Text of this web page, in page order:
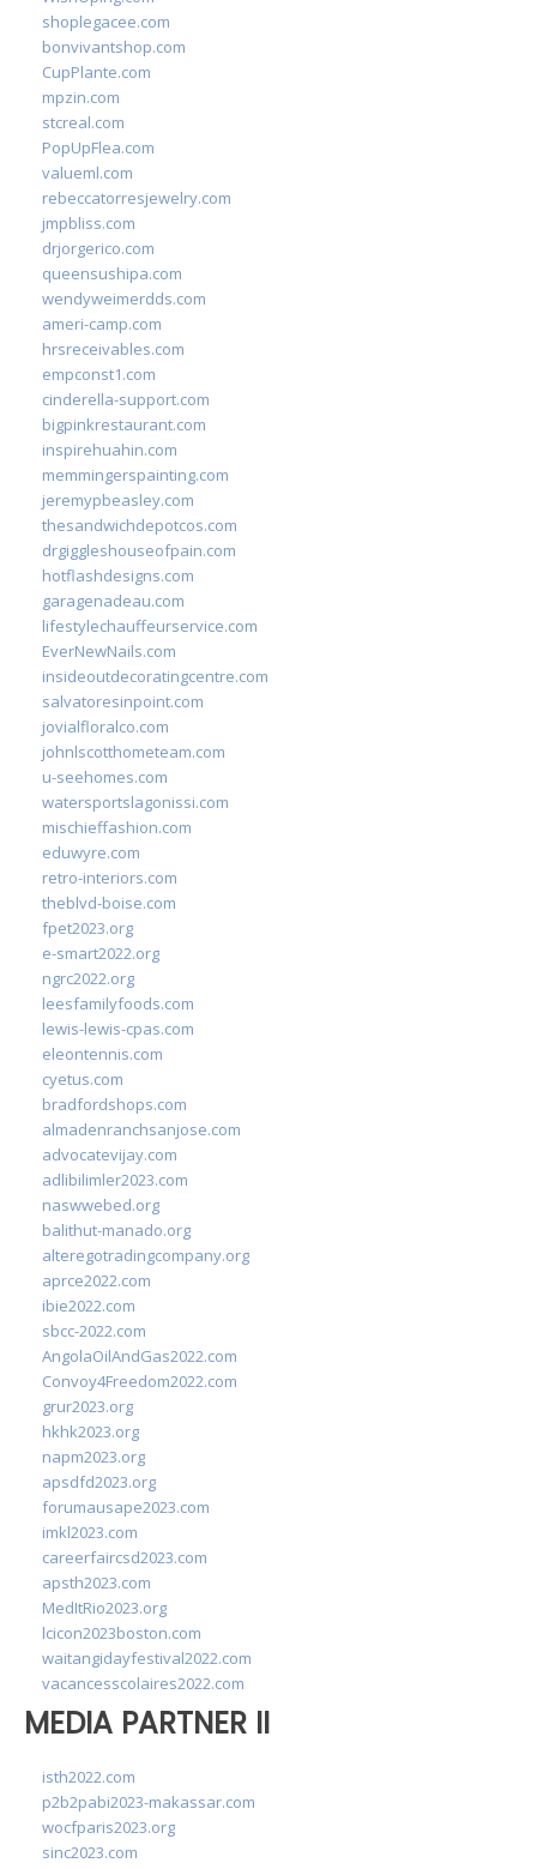
shoplegacee.com
bonvivantshop.com
CupPlante.com
mpzin.com
stcreal.com
PopUpFlea.com
valueml.com
rebeccatorresjewelry.com
jmpbliss.com
drjorgerico.com
queensushipa.com
wendyweimerdds.com
ameri-camp.com
hrsreceivables.com
empconst1.com
cinderella-support.com
bigpinkrestaurant.com
inspirehuahin.com
memmingerspainting.com
jeremypbeasley.com
thesandwichdepotcos.com
drgiggleshouseofpain.com
hotflashdesigns.com
garagenadeau.com
lifestylechauffeurservice.com
EverNewNails.com
insideoutdecoratingcentre.com
salvatoresinpoint.com
jovialfloralco.com
johnlscotthometeam.com
u-seehomes.com
watersportslagonissi.com
mischieffashion.com
eduwyre.com
retro-interiors.com
theblvd-boise.com
fpet2023.org
e-smart2022.org
ngrc2022.org
leesfamilyfoods.com
lewis-lewis-cpas.com
eleontennis.com
cyetus.com
bradfordshops.com
almadenranchsanjose.com
advocatevijay.com
adlibilimler2023.com
naswwebed.org
balithut-manado.org
alteregotradingcompany.org
aprce2022.com
ibie2022.com
sbcc-2022.com
AngolaOilAndGas2022.com
Convoy4Freedom2022.com
grur2023.org
hkhk2023.org
napm2023.org
apsdfd2023.org
forumausape2023.com
imkl2023.com
careerfaircsd2023.com
apsth2023.com
MedItRio2023.org
lcicon2023boston.com
waitangidayfestival2022.com
vacancesscolaires2022.com
MEDIA PARTNER II
isth2022.com
p2b2pabi2023-makassar.com
wocfparis2023.org
sinc2023.com